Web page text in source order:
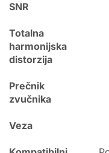
SNR
Totalna
harmonijska
distorzija
Prečnik
zvučnika
Veza